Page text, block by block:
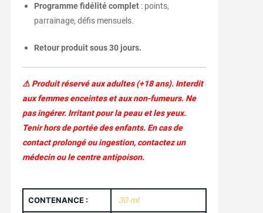
Programme fidélité complet: points,
parrainage, défis mensuels.
Retour produit sous 30 jours.
⚠ Produit réservé aux adultes (+18 ans). Interdit
aux femmes enceintes et aux non-fumeurs. Ne
pas ingérer. Irritant pour la peau et les yeux.
Tenir hors de portée des enfants. En cas de
contact prolongé ou ingestion, contactez un
médecin ou le centre antipoison.
CONTENANCE : 30 ml